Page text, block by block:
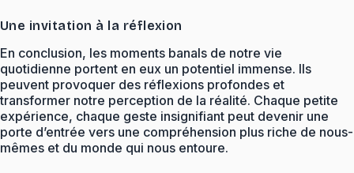
Une invitation à la réflexion
En conclusion, les moments banals de notre vie
quotidienne portent en eux un potentiel immense. Ils
peuvent provoquer des réflexions profondes et
transformer notre perception de la réalité. Chaque petite
expérience, chaque geste insignifiant peut devenir une
porte d’entrée vers une compréhension plus riche de nous-
mêmes et du monde qui nous entoure.